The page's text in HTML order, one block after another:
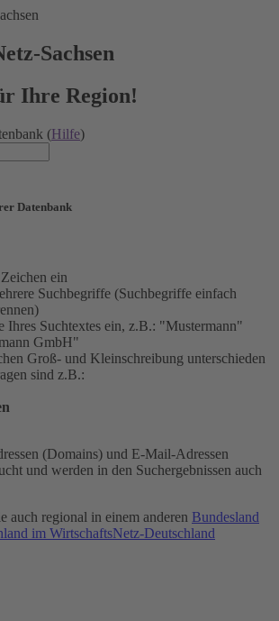
Sachsen
Ihre Region!
(Hilfe)
Datenbank
ein
Suchbegriffe (Suchbegriffe einfach
Ihres Suchtextes ein, z.B.: "Mustermann"
GmbH"
Groß- und Kleinschreibung unterschieden
sind z.B.:
(Domains) und E-Mail-Adressen
und werden in den Suchergebnissen auch
auch regional in einem anderen Bundesland
im WirtschaftsNetz-Deutschland